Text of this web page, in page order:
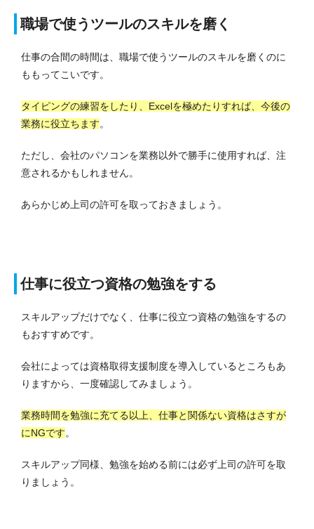
職場で使うツールのスキルを磨く
仕事の合間の時間は、職場で使うツールのスキルを磨くのに
ももってこいです。
タイピングの練習をしたり、Excelを極めたりすれば、今後の
業務に役立ちます。
ただし、会社のパソコンを業務以外で勝手に使用すれば、注
意されるかもしれません。
あらかじめ上司の許可を取っておきましょう。
仕事に役立つ資格の勉強をする
スキルアップだけでなく、仕事に役立つ資格の勉強をするの
もおすすめです。
会社によっては資格取得支援制度を導入しているところもあ
りますから、一度確認してみましょう。
業務時間を勉強に充てる以上、仕事と関係ない資格はさすが
にNGです。
スキルアップ同様、勉強を始める前には必ず上司の許可を取
りましょう。